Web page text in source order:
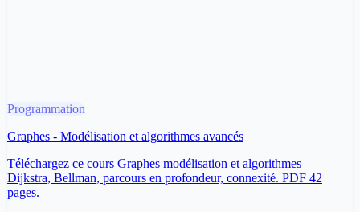
Programmation
Graphes - Modélisation et algorithmes avancés
Téléchargez ce cours Graphes modélisation et algorithmes —
Dijkstra, Bellman, parcours en profondeur, connexité. PDF 42
pages.